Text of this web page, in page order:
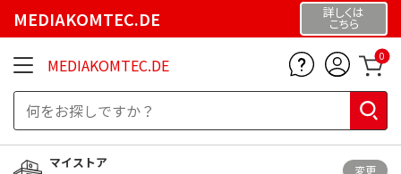
MEDIAKOMTEC.DE 詳しくは
こちら
MEDIAKOMTEC.DE 0
マイストア
変更